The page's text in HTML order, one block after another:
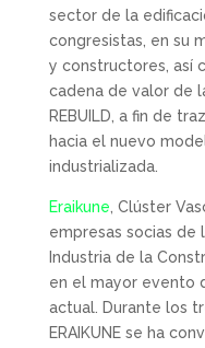
sector de la
congresistas, en su
y constructores, así
cadena de valor de
REBUILD, a fin de
hacia el nuevo
industrializada.
Eraikune , Clúster
empresas socias de
Industria de la
en el mayor evento
actual. Durante los
ERAIKUNE se ha